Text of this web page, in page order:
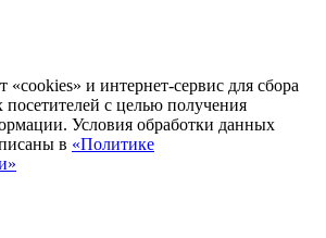
«cookies» и интернет-сервис для сбора
с целью получения
Условия обработки данных
в «Политике